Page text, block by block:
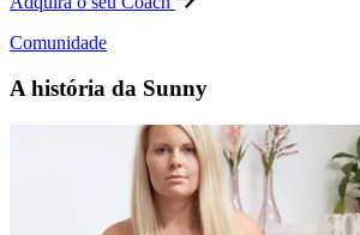
Comunidade
A história da Sunny